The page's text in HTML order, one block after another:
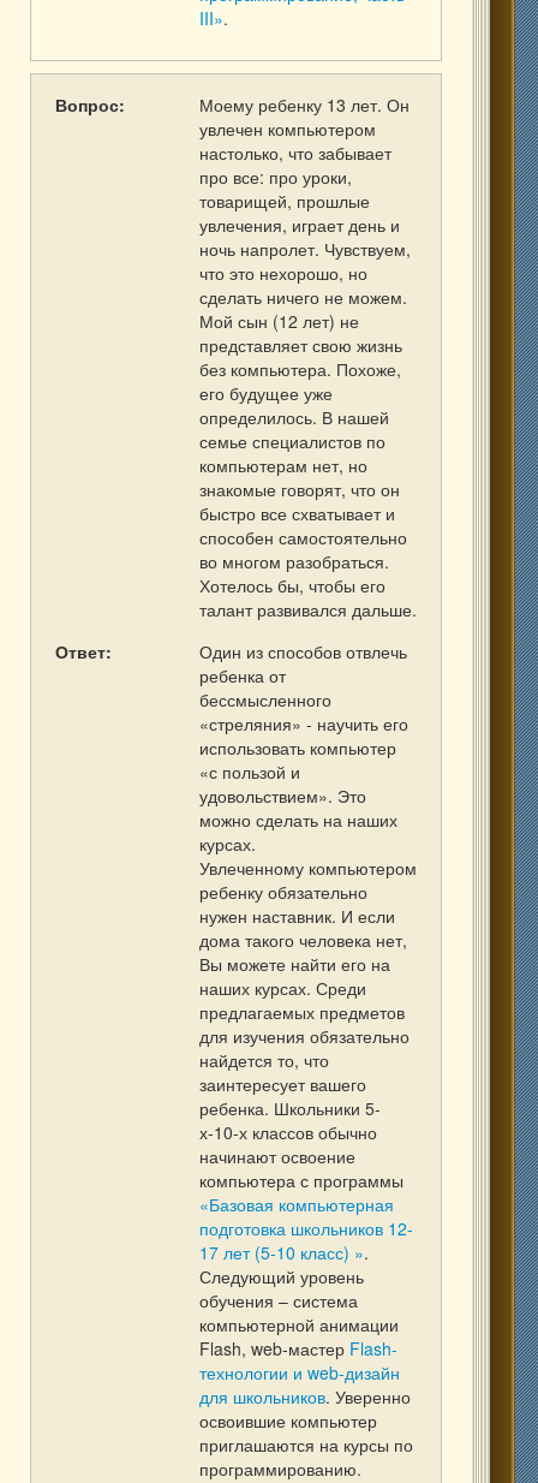
III».
Вопрос:
Моему ребенку 13 лет. Он
увлечен компьютером
настолько, что забывает
про все: про уроки,
товарищей, прошлые
увлечения, играет день и
ночь напролет. Чувствуем,
что это нехорошо, но
сделать ничего не можем.
Мой сын (12 лет) не
представляет свою жизнь
без компьютера. Похоже,
его будущее уже
определилось. В нашей
семье специалистов по
компьютерам нет, но
знакомые говорят, что он
быстро все схватывает и
способен самостоятельно
во многом разобраться.
Хотелось бы, чтобы его
талант развивался дальше.
Ответ:
Один из способов отвлечь
ребенка от
бессмысленного
«стреляния» - научить его
использовать компьютер
«с пользой и
удовольствием». Это
можно сделать на наших
курсах.
Увлеченному компьютером
ребенку обязательно
нужен наставник. И если
дома такого человека нет,
Вы можете найти его на
наших курсах. Среди
предлагаемых предметов
для изучения обязательно
найдется то, что
заинтересует вашего
ребенка. Школьники 5-
х-10-х классов обычно
начинают освоение
компьютера с программы
«Базовая компьютерная
подготовка школьников 12-
17 лет (5-10 класс) ».
Следующий уровень
обучения – система
компьютерной анимации
Flash, web-мастер Flash-
технологии и web-дизайн
для школьников. Уверенно
освоившие компьютер
приглашаются на курсы по
программированию.